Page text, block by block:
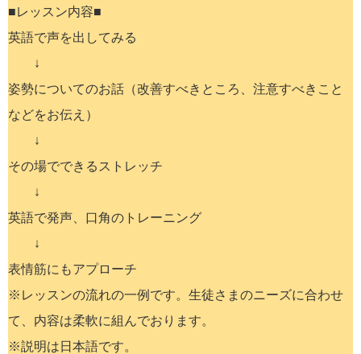
■レッスン内容■
英語で声を出してみる
↓
姿勢についてのお話（改善すべきところ、注意すべきこと
などをお伝え）
↓
その場でできるストレッチ
↓
英語で発声、口角のトレーニング
↓
表情筋にもアプローチ
※レッスンの流れの一例です。生徒さまのニーズに合わせ
て、内容は柔軟に組んでおります。
※説明は日本語です。